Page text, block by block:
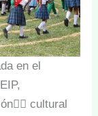
en el
cultural